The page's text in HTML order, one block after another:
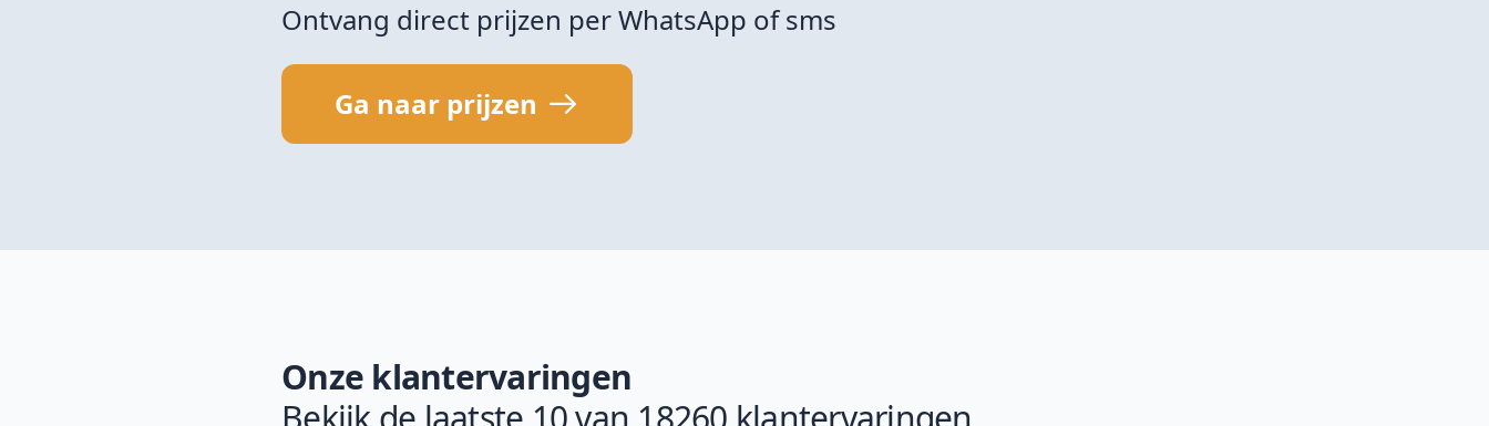
Ontvang direct prijzen per WhatsApp of sms
Ga naar prijzen
Onze klantervaringen